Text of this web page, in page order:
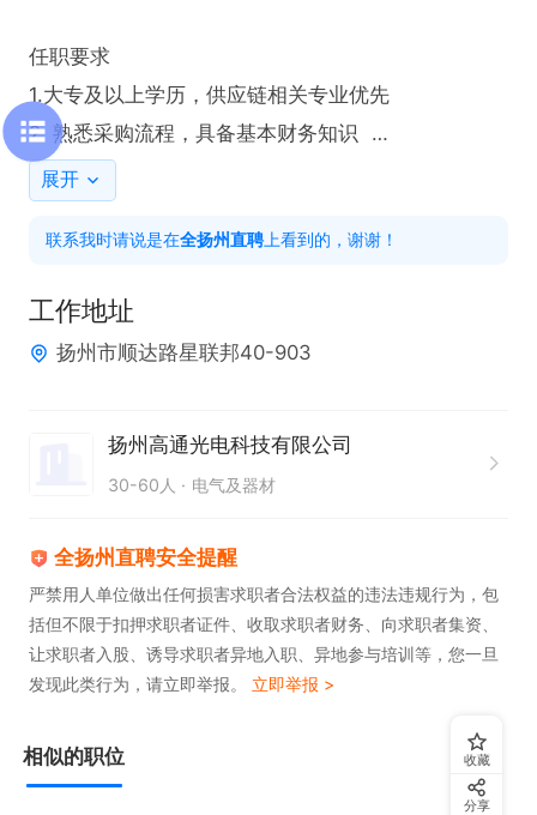
任职要求
1.大专及以上学历，供应链相关专业优先
2. 熟悉采购流程，具备基本财务知识
3. 具备良好的沟通能力与谈判技巧（有制造业采购经
周一至周六8:30-11:30，13:30-17:30
展开
联系我时请说是在全扬州直聘 上看到的，谢谢！
工作地址
扬州市顺达路星联邦40-903
扬州高通光电科技有限公司
30-60人 电气及器材
全扬州直聘安全提醒
严禁用人单位做出任何损害求职者合法权益的违法违规行为，包
括但不限于扣押求职者证件、收取求职者财务、向求职者集资、
让求职者入股、诱导求职者异地入职、异地参与培训等，您一旦
发现此类行为，请立即举报。 立即举报 >
相似的职位 收藏
分享